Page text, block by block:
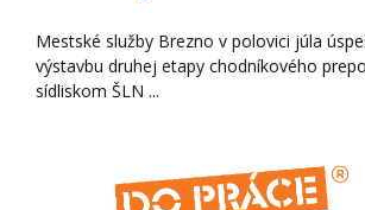
Mestské služby Brezno v polovici júla
výstavbu druhej etapy chodníkového
sídliskom ŠLN ...